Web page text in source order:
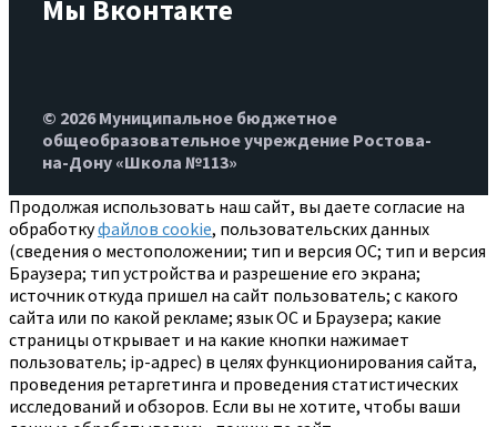
Мы Вконтакте
© 2026 Муниципальное бюджетное
общеобразовательное учреждение Ростова-
на-Дону «Школа №113»
Продолжая использовать наш сайт, вы даете согласие на
обработкуфайлов cookie, пользовательских данных
(сведения о местоположении; тип и версия ОС; тип и версия
Браузера; тип устройства и разрешение его экрана;
источник откуда пришел на сайт пользователь; с какого
сайта или по какой рекламе; язык ОС и Браузера; какие
страницы открывает и на какие кнопки нажимает
пользователь; ip-адрес) в целях функционирования сайта,
проведения ретаргетинга и проведения статистических
исследований и обзоров. Если вы не хотите, чтобы ваши